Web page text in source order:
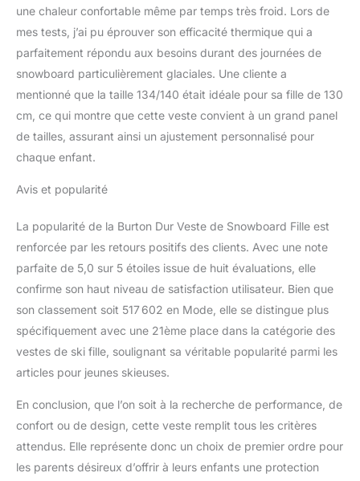
réglable par la poche,
passants pour gants,
anneau torique, poches
chauffe-mains en
micropolaire avec
fermeture éclair, poche
thermique avec guide de
câble pour écouteurs et
poche pour forfait de ski
une chaleur confortable même par temps très froid. Lors de
mes tests, j’ai pu éprouver son efficacité thermique qui a
parfaitement répondu aux besoins durant des journées de
snowboard particulièrement glaciales. Une cliente a
mentionné que la taille 134/140 était idéale pour sa fille de 130
cm, ce qui montre que cette veste convient à un grand panel
de tailles, assurant ainsi un ajustement personnalisé pour
chaque enfant.
Avis et popularité
La popularité de la Burton Dur Veste de Snowboard Fille est
renforcée par les retours positifs des clients. Avec une note
parfaite de 5,0 sur 5 étoiles issue de huit évaluations, elle
confirme son haut niveau de satisfaction utilisateur. Bien que
son classement soit 517 602 en Mode, elle se distingue plus
spécifiquement avec une 21ème place dans la catégorie des
vestes de ski fille, soulignant sa véritable popularité parmi les
articles pour jeunes skieuses.
En conclusion, que l’on soit à la recherche de performance, de
confort ou de design, cette veste remplit tous les critères
attendus. Elle représente donc un choix de premier ordre pour
les parents désireux d’offrir à leurs enfants une protection